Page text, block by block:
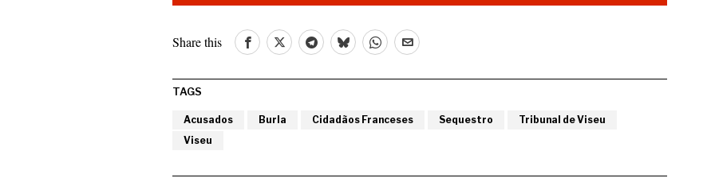
Share this
TAGS
Acusados Burla Cidadãos Franceses Sequestro
Tribunal de Viseu
Viseu